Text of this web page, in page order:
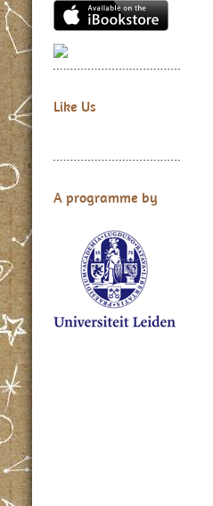
Like Us
A programme by